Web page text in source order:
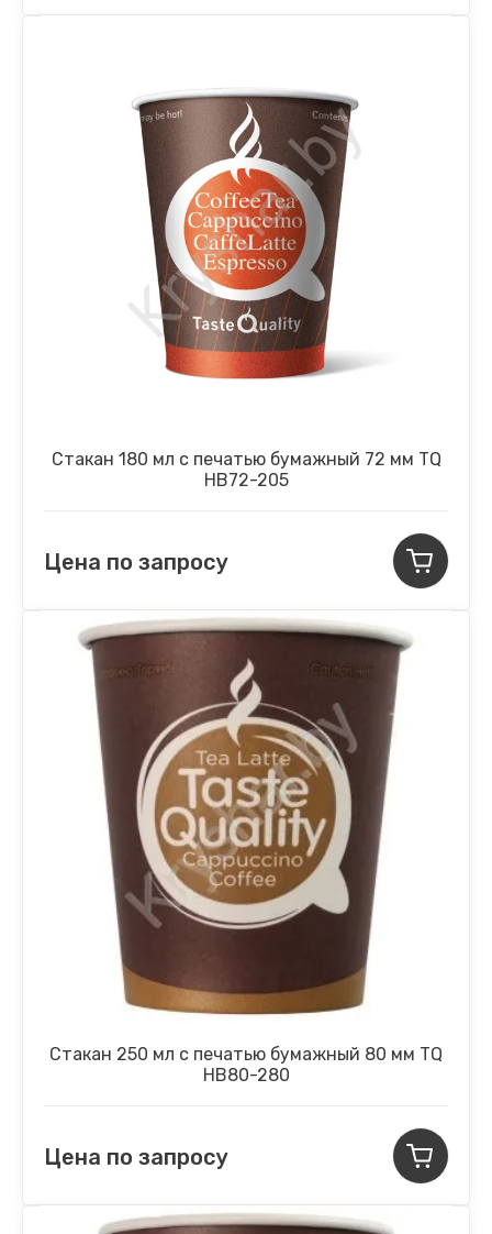
Стакан 180 мл с печатью бумажный 72 мм TQ
НВ72-205
Цена по запросу
Стакан 250 мл с печатью бумажный 80 мм TQ
НВ80-280
Цена по запросу